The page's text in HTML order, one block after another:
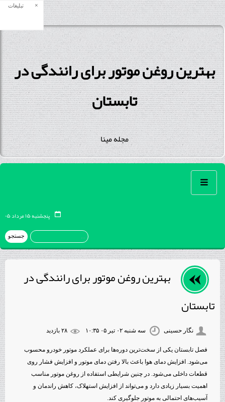
بهترین روغن موتور برای رانندگی در
تابستان
مجله مینا
پنجشنبه ۱۵ مرداد ۰۵
بهترین روغن موتور برای رانندگی در
تابستان
نگار حسینی سه شنبه ۰۲ تیر ۰۵ ۱۰:۳۵ ۲۸ بازديد
فصل تابستان یکی از سخت‌ترین دوره‌ها برای عملکرد موتور خودرو محسوب
می‌شود. افزایش دمای هوا باعث بالا رفتن دمای موتور و افزایش فشار روی
قطعات داخلی می‌شود. در چنین شرایطی استفاده از روغن موتور مناسب
اهمیت بسیار زیادی دارد و می‌تواند از افزایش استهلاک، کاهش راندمان و
آسیب‌های احتمالی به موتور جلوگیری کند.
تبلیغات ×